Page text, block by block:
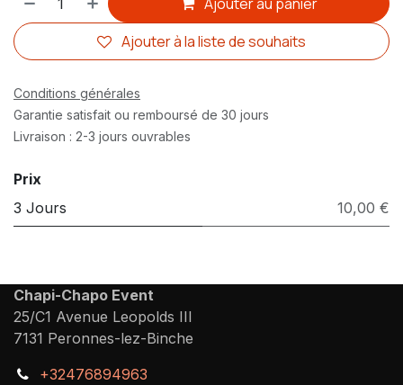
Ajouter à la liste de souhaits
Conditions générales
Garantie satisfait ou remboursé de 30 jours
Livraison : 2-3 jours ouvrables
Prix
3 Jours
10,00 €
Chapi-Chapo Event
25/C1 Avenue Leopolds III
7131 Peronnes-lez-Binche
+32476894963